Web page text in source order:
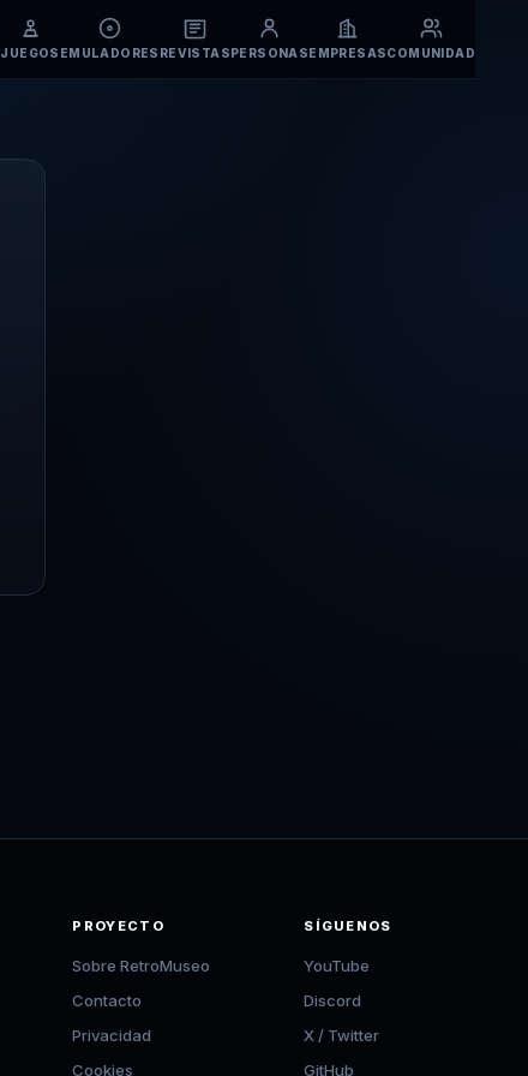
JUEGOS EMULADORES REVISTASPERSONASEMPRESASCOMUNIDAD
PROYECTO
Sobre RetroMuseo
Contacto
Privacidad
Cookies
SÍGUENOS
YouTube
Discord
X / Twitter
GitHub